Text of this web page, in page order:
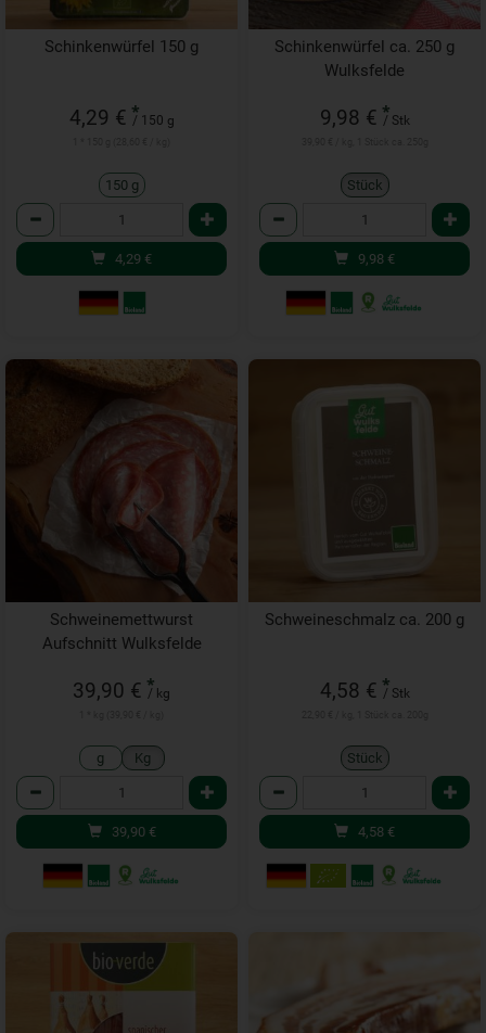
Schinkenwürfel 150 g
4,29 € *
/ 150 g
150 g
Anzahl
4,29 €
Schinkenwürfel ca. 250 g
Wulksfelde
9,98 € *
/ Stk
Stück
Anzahl
9,98 €
Schweinemettwurst
Aufschnitt Wulksfelde
39,90 € *
/ kg
g Kg
Anzahl
39,90 €
Schweineschmalz ca. 200 g
4,58 € *
/ Stk
Stück
Anzahl
4,58 €